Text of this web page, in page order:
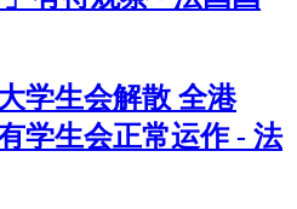
学生会解散 全港
学生会正常运作 - 法